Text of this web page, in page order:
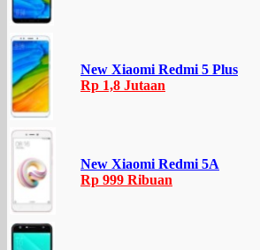
New Xiaomi Redmi 5 Plus
Rp 1,8 Jutaan
New Xiaomi Redmi 5A
Rp 999 Ribuan